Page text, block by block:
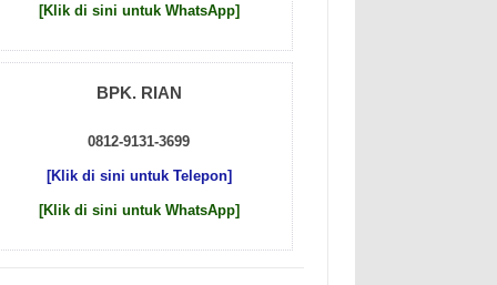
[Klik di sini untuk WhatsApp]
BPK. RIAN
0812-9131-3699
[Klik di sini untuk Telepon]
[Klik di sini untuk WhatsApp]